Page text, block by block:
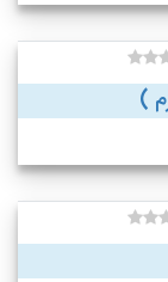
)